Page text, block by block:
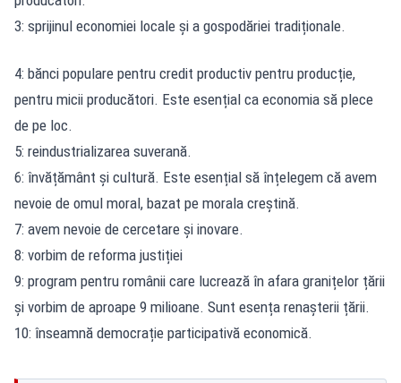
3: sprijinul economiei locale și a gospodăriei tradiționale.
4: bănci populare pentru credit productiv pentru producție,
pentru micii producători. Este esențial ca economia să plece
de pe loc.
5: reindustrializarea suverană.
6: învățământ și cultură. Este esențial să înțelegem că avem
nevoie de omul moral, bazat pe morala creștină.
7: avem nevoie de cercetare și inovare.
8: vorbim de reforma justiției
9: program pentru românii care lucrează în afara granițelor țării
și vorbim de aproape 9 milioane. Sunt esența renașterii țării.
10: înseamnă democrație participativă economică.